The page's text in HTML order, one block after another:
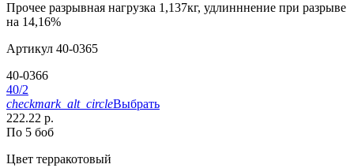
Прочее разрывная нагрузка 1,137кг, удлинннение при разрыве
на 14,16%
Артикул 40-0365
40-0366
40/2
checkmark_alt_circleВыбрать
222.22 р.
По 5 боб
Цвет терракотовый